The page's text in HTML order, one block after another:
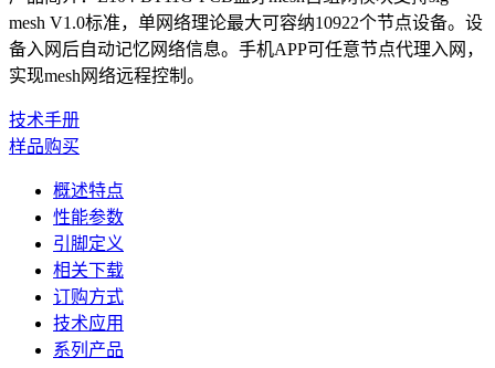
mesh V1.0标准，单网络理论最大可容纳10922个节点设备。设
备入网后自动记忆网络信息。手机APP可任意节点代理入网，
实现mesh网络远程控制。
技术手册
样品购买
概述特点
性能参数
引脚定义
相关下载
订购方式
技术应用
系列产品